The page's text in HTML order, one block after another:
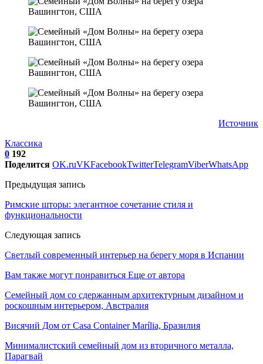
Источник
Классика
0 192
Поделится OK.ruVKFacebookTwitterTelegramViberWhatsApp
Предыдущая запись
Римские шторы: элегантное сочетание стиля и
функциональности
Следующая запись
Светлый современный интерьер на берегу моря в Испании
Вам также могут понравиться Еще от автора
Семейный дом со сдержанным архитектурным дизайном и
роскошным интерьером, Австралия
Висячий Дом от Casa Container Marília, Бразилия
Минималистский семейный дом из вторичного металла,
Парагвай